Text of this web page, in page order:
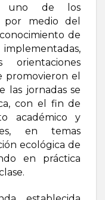
uno de los
por medio del
de
orientaciones
promovieron el
las jornadas se
con el fin de
académico y
en temas
ecológica de
en práctica